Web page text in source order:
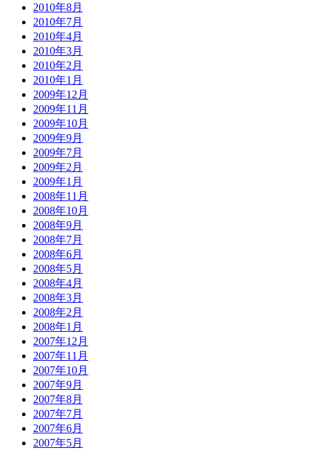
2010年8月
2010年7月
2010年4月
2010年3月
2010年2月
2010年1月
2009年12月
2009年11月
2009年10月
2009年9月
2009年7月
2009年2月
2009年1月
2008年11月
2008年10月
2008年9月
2008年7月
2008年6月
2008年5月
2008年4月
2008年3月
2008年2月
2008年1月
2007年12月
2007年11月
2007年10月
2007年9月
2007年8月
2007年7月
2007年6月
2007年5月